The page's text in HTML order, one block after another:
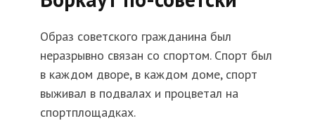
Образ советского гражданина был
неразрывно связан со спортом. Спорт был
в каждом дворе, в каждом доме, спорт
выживал в подвалах и процветал на
спортплощадках.